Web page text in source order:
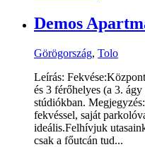
Demos
Görögország, Tolo
Leírás:
és 3 férőhelyes (a 3.
stúdiókban.
fekvéssel, saját
ideális.Felhívjuk
csak a főutcán tud...